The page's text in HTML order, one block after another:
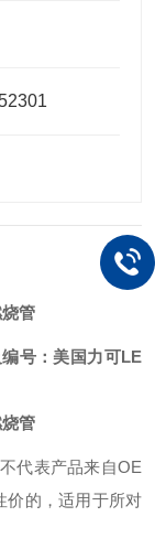
管
号：美国力可LE
管
代表产品来自OE
价的，适用于所对